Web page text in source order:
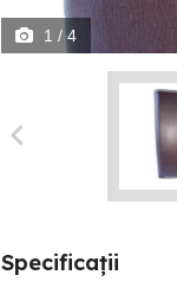
1 / 4
Specificații